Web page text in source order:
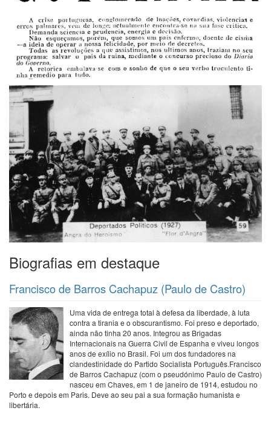
Biografias em destaque
Francisco de Barros Cachapuz (Paulo de Castro)
Uma vida de entrega total à defesa da liberdade, à luta
contra a tirania e o obscurantismo. Foi preso e deportado,
ainda não tinha 20 anos. Integrou as Brigadas
Internacionais na Guerra Civil de Espanha e viveu longos
anos de exílio no Brasil. Foi um dos fundadores na
clandestinidade do Partido Socialista Português.Francisco
de Barros Cachapuz (com o pseudónimo Paulo de Castro)
nasceu em Chaves, em 1 de janeiro de 1914, estudou no
Porto e depois em Paris. Deve ao seu pai a sua formação humanista e
libertária.